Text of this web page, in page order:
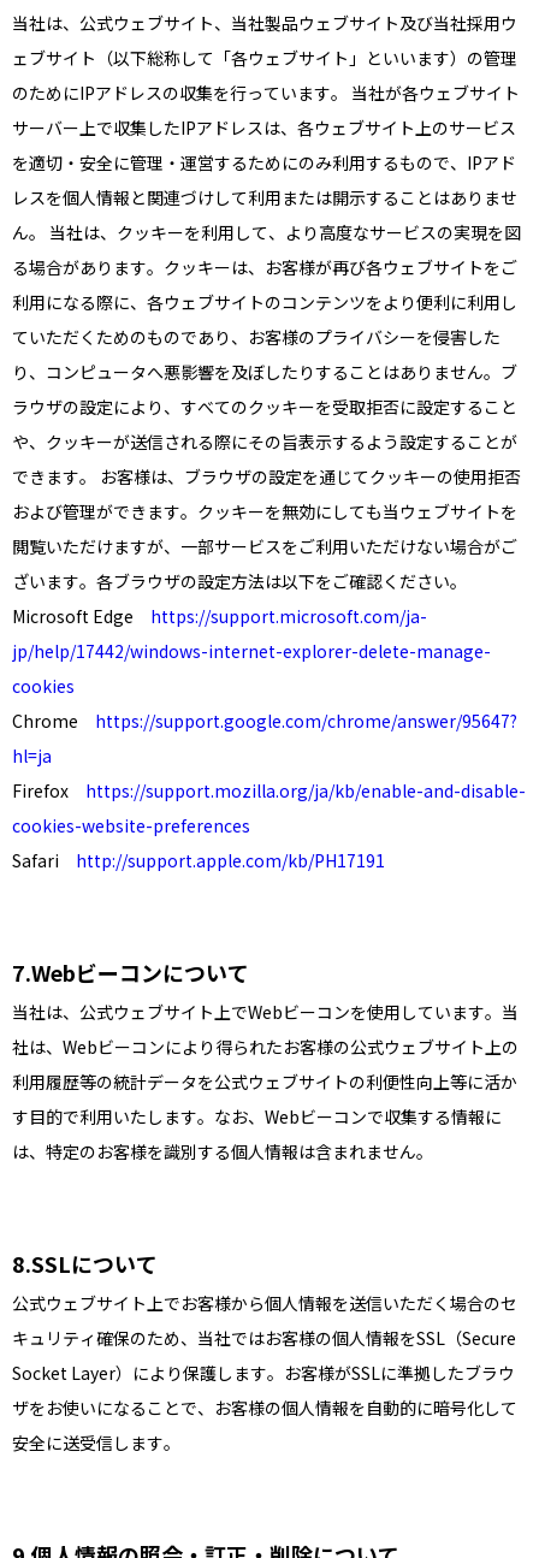
当社は、公式ウェブサイト、当社製品ウェブサイト及び当社採用ウ
ェブサイト（以下総称して「各ウェブサイト」といいます）の管理
のためにIPアドレスの収集を行っています。 当社が各ウェブサイト
サーバー上で収集したIPアドレスは、各ウェブサイト上のサービス
を適切・安全に管理・運営するためにのみ利用するもので、IPアド
レスを個人情報と関連づけして利用または開示することはありませ
ん。 当社は、クッキーを利用して、より高度なサービスの実現を図
る場合があります。クッキーは、お客様が再び各ウェブサイトをご
利用になる際に、各ウェブサイトのコンテンツをより便利に利用し
ていただくためのものであり、お客様のプライバシーを侵害した
り、コンピュータへ悪影響を及ぼしたりすることはありません。ブ
ラウザの設定により、すべてのクッキーを受取拒否に設定すること
や、クッキーが送信される際にその旨表示するよう設定することが
できます。 お客様は、ブラウザの設定を通じてクッキーの使用拒否
および管理ができます。クッキーを無効にしても当ウェブサイトを
閲覧いただけますが、一部サービスをご利用いただけない場合がご
ざいます。各ブラウザの設定方法は以下をご確認ください。
Microsoft Edge https://support.microsoft.com/ja-
jp/help/17442/windows-internet-explorer-delete-manage-
cookies
Chrome https://support.google.com/chrome/answer/95647?
hl=ja
Firefox https://support.mozilla.org/ja/kb/enable-and-disable-
cookies-website-preferences
Safari http://support.apple.com/kb/PH17191
Webビーコンについて
当社は、公式ウェブサイト上でWebビーコンを使用しています。当
社は、Webビーコンにより得られたお客様の公式ウェブサイト上の
利用履歴等の統計データを公式ウェブサイトの利便性向上等に活か
す目的で利用いたします。なお、Webビーコンで収集する情報に
は、特定のお客様を識別する個人情報は含まれません。
SSLについて
公式ウェブサイト上でお客様から個人情報を送信いただく場合のセ
キュリティ確保のため、当社ではお客様の個人情報をSSL（Secure
Socket Layer）により保護します。お客様がSSLに準拠したブラウ
ザをお使いになることで、お客様の個人情報を自動的に暗号化して
安全に送受信します。